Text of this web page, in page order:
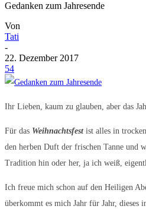
Gedanken zum Jahresende
Von
Tati
-
22. Dezember 2017
54
Ihr Lieben, kaum zu glauben, aber das
Für das Weihnachtsfest ist alles in
den herben Duft der frischen Tanne und
Tradition hin oder her, ja ich weiß,
Ich freue mich schon auf den Heiligen
überkommt es mich Jahr für Jahr, dieses